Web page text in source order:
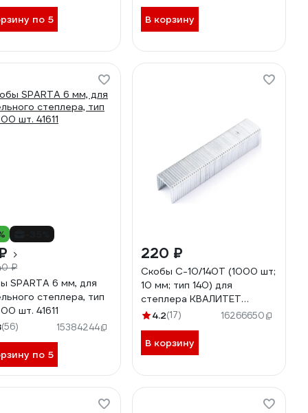
по 5 В корзину
₽
SPARTA 6 мм, для
степлера, тип
шт. 41611
(56) 15384244
по 5
220 ₽
Скобы С-10/140Т (1000 шт;
10 мм; тип 140) для
степлера КВАЛИТЕТ
6628541
4.2(17) 16266650
В корзину